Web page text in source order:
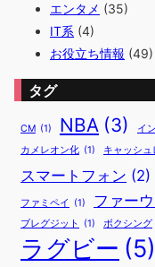
エンタメ (35)
IT系 (4)
お役立ち情報 (49)
タグ
CM (1) NBA (3) イ
カメレオン化 (1) キャッシュ
スマートフォン (2)
ファミペイ (1) ファー
ブレグジット (1) ボクシング
ラグビー (5)